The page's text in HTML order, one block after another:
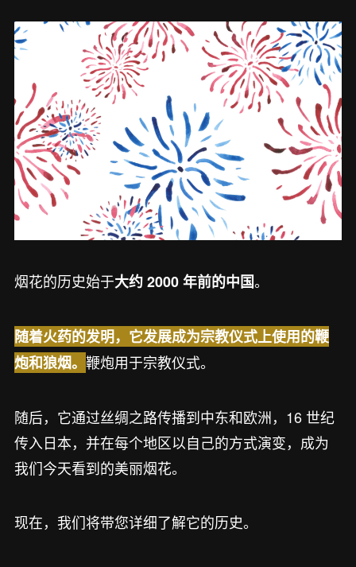
烟花的历史始于大约 2000 年前的中国。
随着火药的发明，它发展成为宗教仪式上使用的鞭
炮和狼烟。 鞭炮用于宗教仪式。
随后，它通过丝绸之路传播到中东和欧洲，16 世纪
传入日本，并在每个地区以自己的方式演变，成为
我们今天看到的美丽烟花。
现在，我们将带您详细了解它的历史。